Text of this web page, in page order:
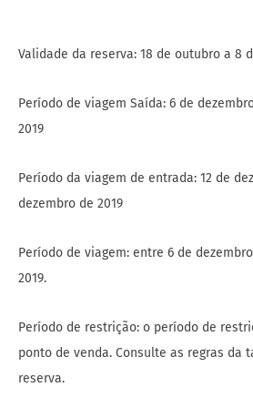
Validade da reserva: 18 de outubro a 8
Período de viagem Saída: 6 de
2019
Período da viagem de entrada: 12 de
dezembro de 2019
Período de viagem: entre 6 de
2019.
Período de restrição: o período de
ponto de venda. Consulte as regras da
reserva.